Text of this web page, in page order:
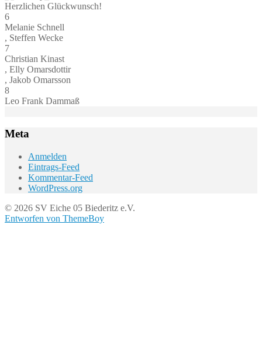
Herzlichen Glückwunsch!
6
Melanie Schnell
, Steffen Wecke
7
Christian Kinast
, Elly Omarsdottir
, Jakob Omarsson
8
Leo Frank Dammaß
Meta
Anmelden
Eintrags-Feed
Kommentar-Feed
WordPress.org
© 2026 SV Eiche 05 Biederitz e.V.
Entworfen von ThemeBoy